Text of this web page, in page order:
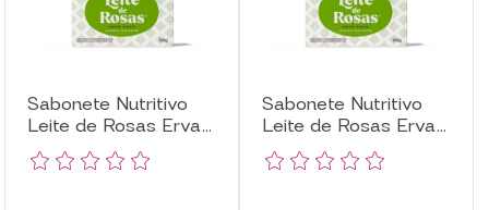
Sabonete Nutritivo
Leite de Rosas Erva
Doce com 6
Unidades
Sabonete Nutritivo
Leite de Rosas Erva
Doce com 3
Unidades